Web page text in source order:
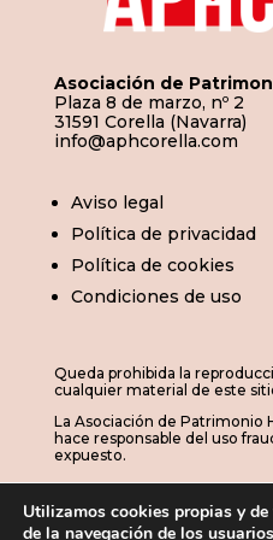
Asociación de
Plaza 8 de marzo, nº 2
31591 Corella (Navarra)
info@aphcorella.com
Aviso legal
Política de privacidad
Política de cookies
Condiciones de uso
Queda prohibida la
cualquier material de este
La Asociación de Patrimonio
hace responsable del uso
expuesto.
Utilizamos cookies propias y
de la navegación de los